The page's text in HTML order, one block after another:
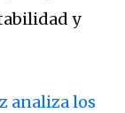
y
analiza los